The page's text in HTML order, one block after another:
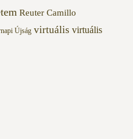
Reuter Camillo
Újság virtuális virtuális